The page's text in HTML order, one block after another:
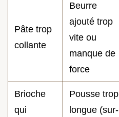
Pâte trop
collante
Beurre
ajouté trop
vite ou
manque de
force
Brioche
qui
Pousse trop
longue (sur-